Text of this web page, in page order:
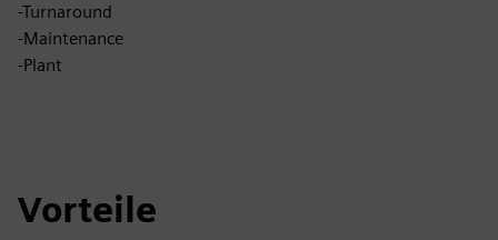
-Turnaround
-Maintenance
-Plant
Vorteile